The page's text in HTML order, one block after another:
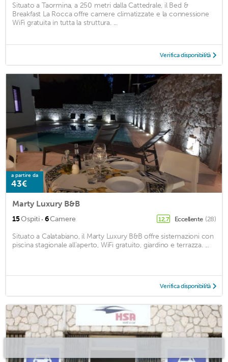
Situato a Taormina, a 250 metri dalla Cattedrale, il Bed &
Breakfast La Rocca offre camere climatizzate e la connessione
WiFi gratuita in tutta la struttura. ...
Verifica disponibilità
a partire da
43€
Marty Luxury B&B
15Ospiti · 6Camere 12,7 Eccellente (28)
Situato a Calatabiano, il Marty Luxury B&B offre sistemazioni con
piscina stagionale all'aperto, WiFi gratuito, giardino e terrazza. ...
Verifica disponibilità